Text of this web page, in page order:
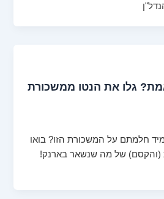
גלו את הנטו ממשכורת
תמיד חלמתם על המשכורת הזו? בואו
(והקסם) של מה שנשאר בארנק!